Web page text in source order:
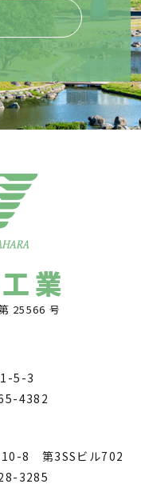
業
25566 号
5-3
4382
8 第3SSビル702
3285